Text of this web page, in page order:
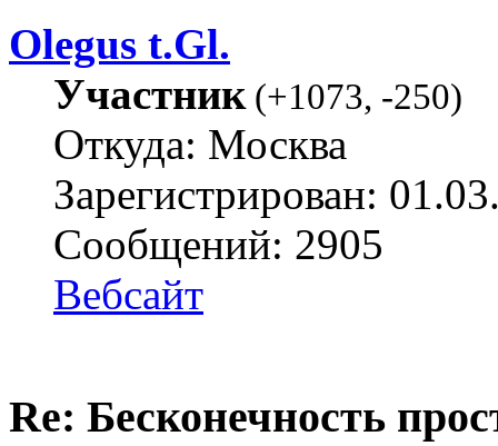
Olegus t.Gl.
Участник(+1073, -250)
Откуда: Москва
Зарегистрирован:
Сообщений: 2905
Вебсайт
Re: Бесконечность